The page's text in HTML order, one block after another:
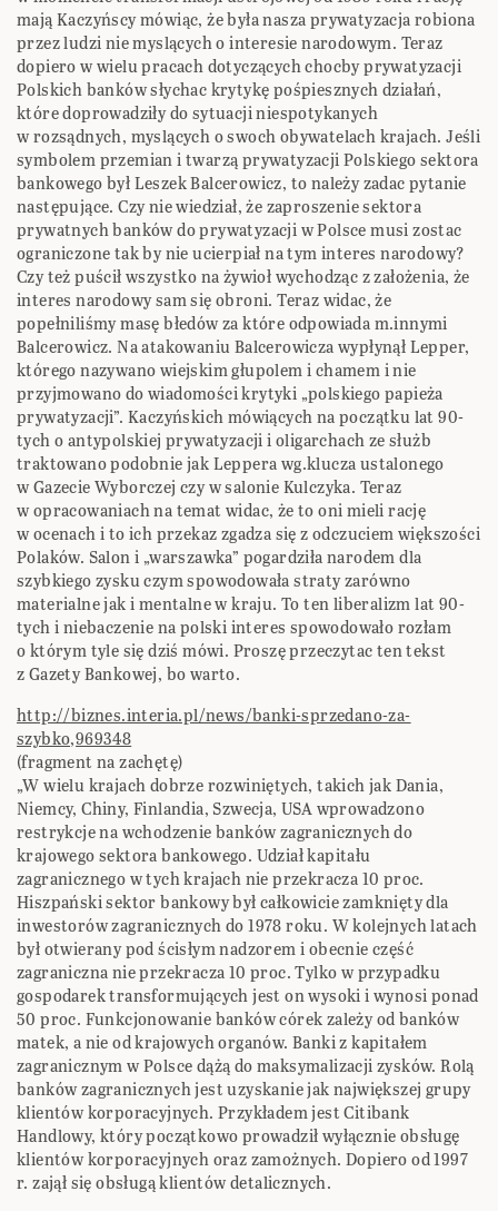
mają Kaczyńscy mówiąc, że była nasza prywatyzacja robiona
przez ludzi nie myslących o interesie narodowym. Teraz
dopiero w wielu pracach dotyczących chocby prywatyzacji
Polskich banków słychac krytykę pośpiesznych działań,
które doprowadziły do sytuacji niespotykanych
w rozsądnych, myslących o swoch obywatelach krajach. Jeśli
symbolem przemian i twarzą prywatyzacji Polskiego sektora
bankowego był Leszek Balcerowicz, to należy zadac pytanie
następujące. Czy nie wiedział, że zaproszenie sektora
prywatnych banków do prywatyzacji w Polsce musi zostac
ograniczone tak by nie ucierpiał na tym interes narodowy?
Czy też puścił wszystko na żywioł wychodząc z założenia, że
interes narodowy sam się obroni. Teraz widac, że
popełniliśmy masę błedów za które odpowiada m.innymi
Balcerowicz. Na atakowaniu Balcerowicza wypłynął Lepper,
którego nazywano wiejskim głupolem i chamem i nie
przyjmowano do wiadomości krytyki „polskiego papieża
prywatyzacji”. Kaczyńskich mówiących na początku lat 90-
tych o antypolskiej prywatyzacji i oligarchach ze służb
traktowano podobnie jak Leppera wg.klucza ustalonego
w Gazecie Wyborczej czy w salonie Kulczyka. Teraz
w opracowaniach na temat widac, że to oni mieli rację
w ocenach i to ich przekaz zgadza się z odczuciem większości
Polaków. Salon i „warszawka” pogardziła narodem dla
szybkiego zysku czym spowodowała straty zarówno
materialne jak i mentalne w kraju. To ten liberalizm lat 90-
tych i niebaczenie na polski interes spowodowało rozłam
o którym tyle się dziś mówi. Proszę przeczytac ten tekst
z Gazety Bankowej, bo warto.
http://biznes.interia.pl/news/banki-sprzedano-za-
szybko,969348
(fragment na zachętę)
„W wielu krajach dobrze rozwiniętych, takich jak Dania,
Niemcy, Chiny, Finlandia, Szwecja, USA wprowadzono
restrykcje na wchodzenie banków zagranicznych do
krajowego sektora bankowego. Udział kapitału
zagranicznego w tych krajach nie przekracza 10 proc.
Hiszpański sektor bankowy był całkowicie zamknięty dla
inwestorów zagranicznych do 1978 roku. W kolejnych latach
był otwierany pod ścisłym nadzorem i obecnie część
zagraniczna nie przekracza 10 proc. Tylko w przypadku
gospodarek transformujących jest on wysoki i wynosi ponad
50 proc. Funkcjonowanie banków córek zależy od banków
matek, a nie od krajowych organów. Banki z kapitałem
zagranicznym w Polsce dążą do maksymalizacji zysków. Rolą
banków zagranicznych jest uzyskanie jak największej grupy
klientów korporacyjnych. Przykładem jest Citibank
Handlowy, który początkowo prowadził wyłącznie obsługę
klientów korporacyjnych oraz zamożnych. Dopiero od 1997
r. zajął się obsługą klientów detalicznych.